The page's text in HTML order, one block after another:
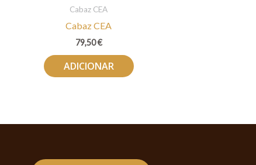
Cabaz CEA
Cabaz CEA
79,50€
ADICIONAR